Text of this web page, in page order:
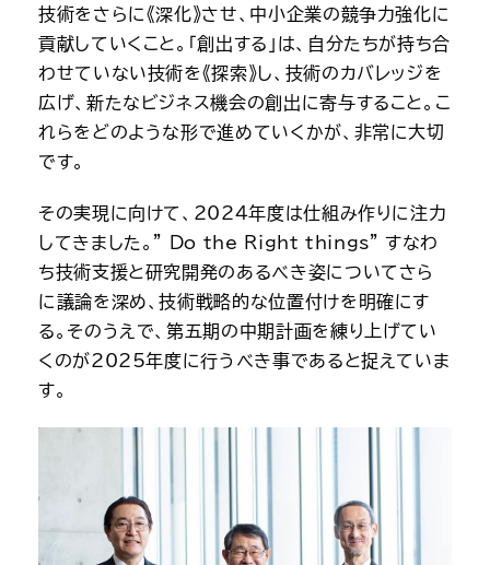
技術をさらに《深化》させ、中小企業の競争力強化に
貢献していくこと。「創出する」は、自分たちが持ち合
わせていない技術を《探索》し、技術のカバレッジを
広げ、新たなビジネス機会の創出に寄与すること。こ
れらをどのような形で進めていくかが、非常に大切
です。
その実現に向けて、2024年度は仕組み作りに注力
してきました。” Do the Right things” すなわ
ち技術支援と研究開発のあるべき姿についてさら
に議論を深め、技術戦略的な位置付けを明確にす
る。そのうえで、第五期の中期計画を練り上げてい
くのが2025年度に行うべき事であると捉えていま
す。